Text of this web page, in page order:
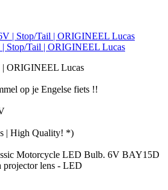
Stop/Tail | ORIGINEEL Lucas
ORIGINEEL Lucas
op je Engelse fiets !!
| High Quality! *)
Motorcycle LED Bulb. 6V BAY15D
lens - LED